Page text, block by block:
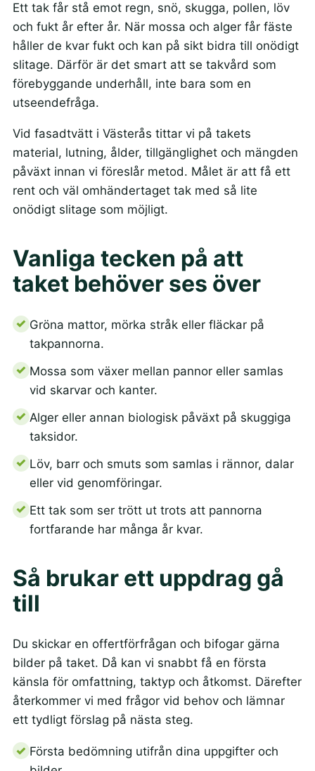
Ett tak får stå emot regn, snö, skugga, pollen, löv
och fukt år efter år. När mossa och alger får fäste
håller de kvar fukt och kan på sikt bidra till onödigt
slitage. Därför är det smart att se takvård som
förebyggande underhåll, inte bara som en
utseendefråga.
Vid fasadtvätt i Västerås tittar vi på takets
material, lutning, ålder, tillgänglighet och mängden
påväxt innan vi föreslår metod. Målet är att få ett
rent och väl omhändertaget tak med så lite
onödigt slitage som möjligt.
Vanliga tecken på att
taket behöver ses över
Gröna mattor, mörka stråk eller fläckar på
takpannorna.
Mossa som växer mellan pannor eller samlas
vid skarvar och kanter.
Alger eller annan biologisk påväxt på skuggiga
taksidor.
Löv, barr och smuts som samlas i rännor, dalar
eller vid genomföringar.
Ett tak som ser trött ut trots att pannorna
fortfarande har många år kvar.
Så brukar ett uppdrag gå
till
Du skickar en offertförfrågan och bifogar gärna
bilder på taket. Då kan vi snabbt få en första
känsla för omfattning, taktyp och åtkomst. Därefter
återkommer vi med frågor vid behov och lämnar
ett tydligt förslag på nästa steg.
Första bedömning utifrån dina uppgifter och